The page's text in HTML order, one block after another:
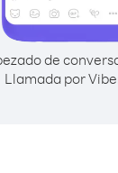
de
Llamada por